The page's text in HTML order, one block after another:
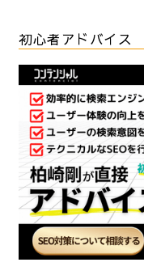
初心者アドバイス